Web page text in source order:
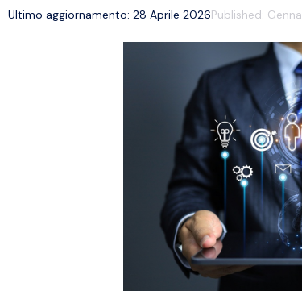
Ultimo aggiornamento: 28 Aprile 2026Published: